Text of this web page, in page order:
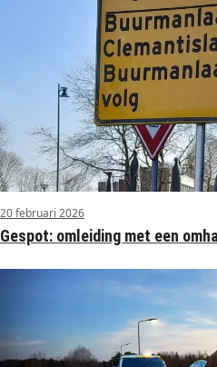
20 februari 2026
Gespot: omleiding met een